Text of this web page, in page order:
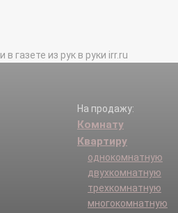
газете из рук в руки irr.ru
На продажу:
Комнату
Квартиру
однокомнатную
двухкомнатную
трехкомнатную
многокомнатную